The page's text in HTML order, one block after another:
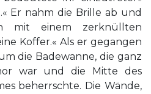
Er nahm die Brille ab und
mit einem zerknüllten
Koffer.« Als er gegangen
die Badewanne, die ganz
war und die Mitte des
beherrschte. Die Wände,